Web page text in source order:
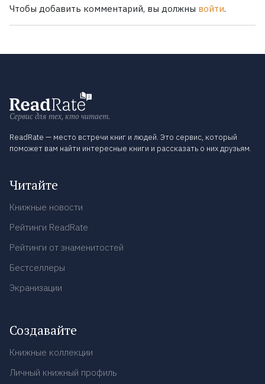
Чтобы добавить комментарий, вы должны войти.
Сервис для тех, кто читает.
ReadRate — место встречи книг и людей. Это сервис, который
поможет вам найти интересные книги и рассказать о них друзьям.
Читайте
Книжные новости
Рейтинги ReadRate
Рейтинги от знаменитостей
Бестселлеры
Экранизации
Создавайте
Книжные коллекции
Личный книжный профиль